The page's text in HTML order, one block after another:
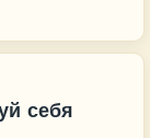
себя